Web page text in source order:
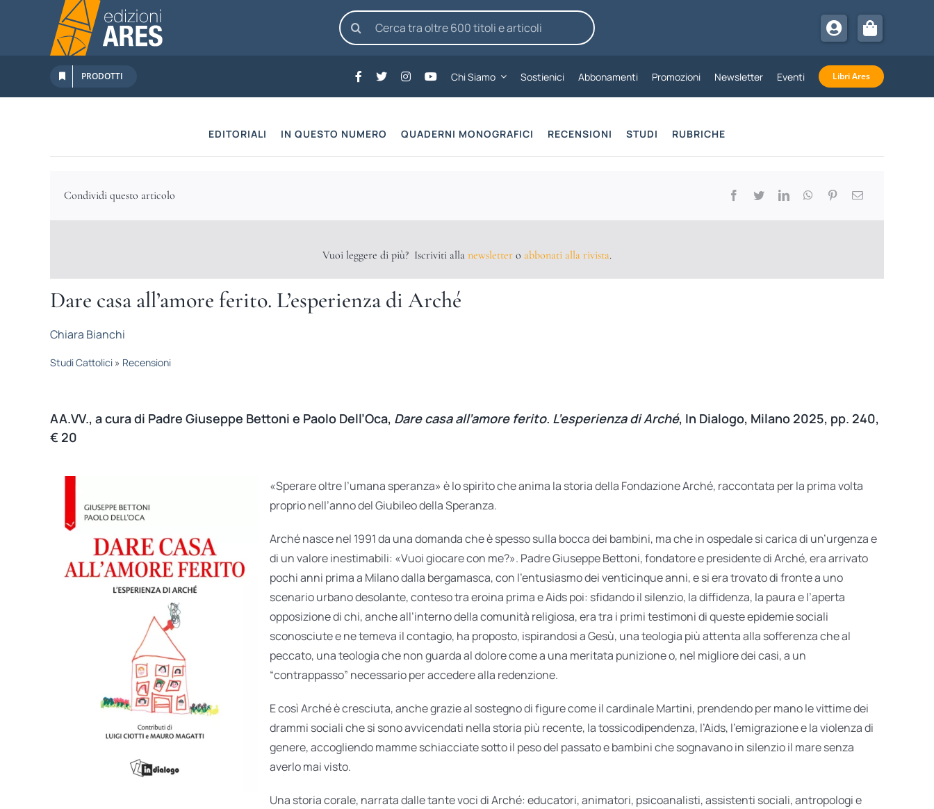
contenuto
Cerca
per:
PRODOTTI Chi Siamo Sostienici Abbonamenti Promozioni Newsletter Eventi Libri Ares
EDITORIALI IN QUESTO NUMERO QUADERNI MONOGRAFICI RECENSIONI STUDI RUBRICHE
Condividi questo articolo
Vuoi leggere di più? Iscriviti alla newsletter o abbonati alla rivista.
Dare casa all’amore ferito. L’esperienza di Arché
Chiara Bianchi
Studi Cattolici» Recensioni
AA.VV., a cura di Padre Giuseppe Bettoni e Paolo Dell’Oca, Dare casa all’amore ferito. L’esperienza di Arché, In Dialogo, Milano 2025, pp. 240,
€ 20
«Sperare oltre l’umana speranza» è lo spirito che anima la storia della Fondazione Arché, raccontata per la prima volta
proprio nell’anno del Giubileo della Speranza.
Arché nasce nel 1991 da una domanda che è spesso sulla bocca dei bambini, ma che in ospedale si carica di un’urgenza e
di un valore inestimabili: «Vuoi giocare con me?». Padre Giuseppe Bettoni, fondatore e presidente di Arché, era arrivato
pochi anni prima a Milano dalla bergamasca, con l’entusiasmo dei venticinque anni, e si era trovato di fronte a uno
scenario urbano desolante, conteso tra eroina prima e Aids poi: sfidando il silenzio, la diffidenza, la paura e l’aperta
opposizione di chi, anche all’interno della comunità religiosa, era tra i primi testimoni di queste epidemie sociali
sconosciute e ne temeva il contagio, ha proposto, ispirandosi a Gesù, una teologia più attenta alla sofferenza che al
peccato, una teologia che non guarda al dolore come a una meritata punizione o, nel migliore dei casi, a un
“contrappasso” necessario per accedere alla redenzione.
E così Arché è cresciuta, anche grazie al sostegno di figure come il cardinale Martini, prendendo per mano le vittime dei
drammi sociali che si sono avvicendati nella storia più recente, la tossicodipendenza, l’Aids, l’emigrazione e la violenza di
genere, accogliendo mamme schiacciate sotto il peso del passato e bambini che sognavano in silenzio il mare senza
averlo mai visto.
Una storia corale, narrata dalle tante voci di Arché: educatori, animatori, psicoanalisti, assistenti sociali, antropologi e